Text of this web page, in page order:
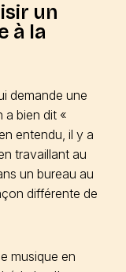
un
à la
demande une
a bien dit «
entendu, il y a
travaillant au
un bureau au
différente de
musique en